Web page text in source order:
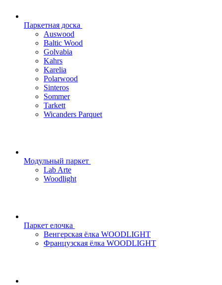
Паркетная доска
Auswood
Baltic Wood
Golvabia
Kahrs
Karelia
Polarwood
Sinteros
Sommer
Tarkett
Wicanders Parquet
Модульный паркет
Lab Arte
Woodlight
Паркет елочка
Венгерская ёлка WOODLIGHT
Французская ёлка WOODLIGHT